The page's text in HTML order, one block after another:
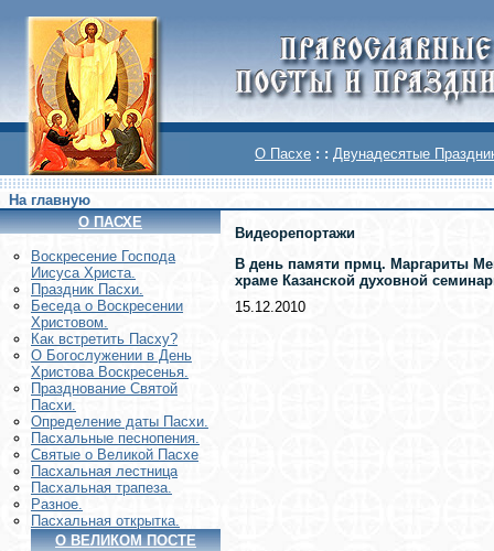
О Пасхе : : Двунадесятые
На главную
О ПАСХЕ
Воскреcение Господа
Иисуса Христа.
Праздник Пасхи.
Беседа о Воскресении
Христовом.
Как встретить Пасху?
О Богослужении в День
Христова Воскресенья.
Празднование Святой
Пасхи.
Определение даты Пасхи.
Пасхальные песнопения.
Святые о Великой Пасхе
Пасхальная лестница
Пасхальная трапеза.
Разное.
Пасхальная открытка.
О ВЕЛИКОМ ПОСТЕ
Видеорепортажи
В день памяти прмц. Маргариты
храме Казанской духовной
15.12.2010